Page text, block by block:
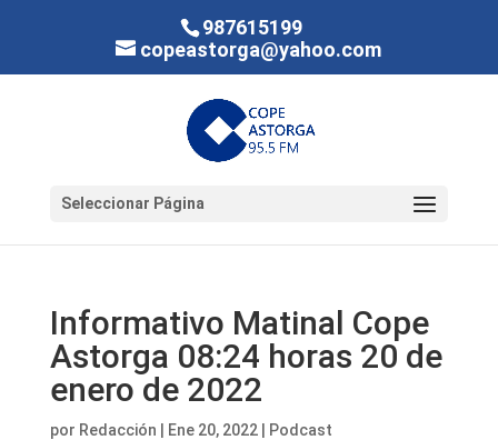
987615199
copeastorga@yahoo.com
Seleccionar Página
Informativo Matinal Cope
Astorga 08:24 horas 20 de
enero de 2022
por Redacción Ene 20, 2022| Podcast